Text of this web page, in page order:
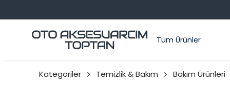
Tüm Ürünler
Kategoriler Temizlik & Bakım Bakım Ürünleri